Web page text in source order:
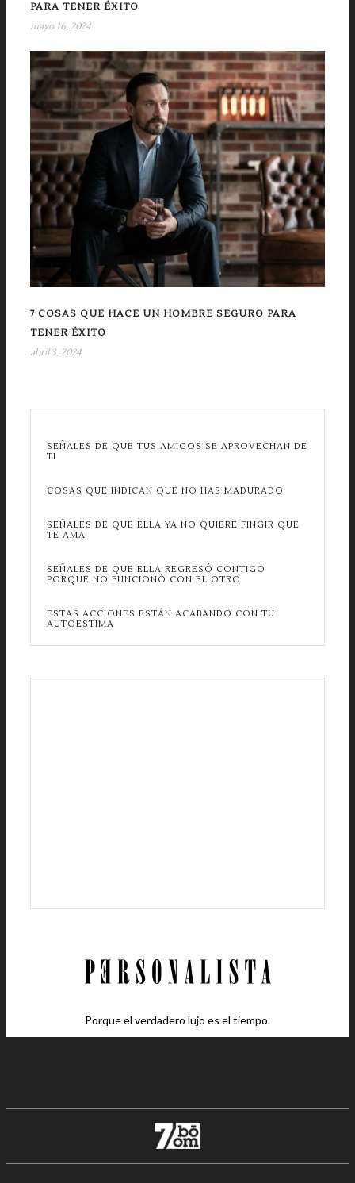
PARA TENER ÉXITO
mayo 16, 2024
7 COSAS QUE HACE UN HOMBRE SEGURO PARA
TENER ÉXITO
abril 3, 2024
SEÑALES DE QUE TUS AMIGOS SE APROVECHAN DE
TI
COSAS QUE INDICAN QUE NO HAS MADURADO
SEÑALES DE QUE ELLA YA NO QUIERE FINGIR QUE
TE AMA
SEÑALES DE QUE ELLA REGRESÓ CONTIGO
PORQUE NO FUNCIONÓ CON EL OTRO
ESTAS ACCIONES ESTÁN ACABANDO CON TU
AUTOESTIMA
Porque el verdadero lujo es el tiempo.